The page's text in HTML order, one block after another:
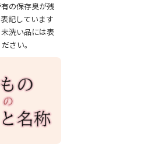
の保存臭が残
記しています
洗い品には表
さい。